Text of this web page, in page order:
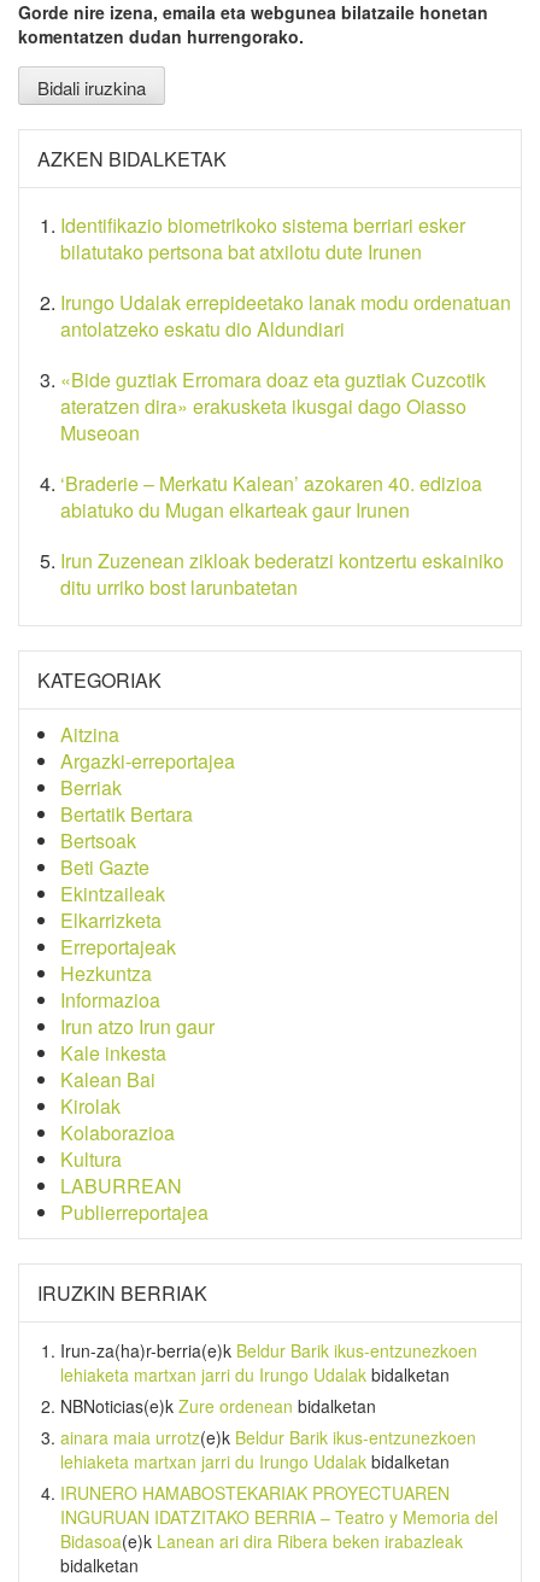
Gorde nire izena, emaila eta webgunea bilatzaile honetan
komentatzen dudan hurrengorako.
AZKEN BIDALKETAK
Identifikazio biometrikoko sistema berriari esker
bilatutako pertsona bat atxilotu dute Irunen
Irungo Udalak errepideetako lanak modu ordenatuan
antolatzeko eskatu dio Aldundiari
«Bide guztiak Erromara doaz eta guztiak Cuzcotik
ateratzen dira» erakusketa ikusgai dago Oiasso
Museoan
‘Braderie – Merkatu Kalean’ azokaren 40. edizioa
abiatuko du Mugan elkarteak gaur Irunen
Irun Zuzenean zikloak bederatzi kontzertu eskainiko
ditu urriko bost larunbatetan
KATEGORIAK
Aitzina
Argazki-erreportajea
Berriak
Bertatik Bertara
Bertsoak
Beti Gazte
Ekintzaileak
Elkarrizketa
Erreportajeak
Hezkuntza
Informazioa
Irun atzo Irun gaur
Kale inkesta
Kalean Bai
Kirolak
Kolaborazioa
Kultura
LABURREAN
Publierreportajea
IRUZKIN BERRIAK
Irun-za(ha)r-berria(e)k Beldur Barik ikus-entzunezkoen
lehiaketa martxan jarri du Irungo Udalak bidalketan
NBNoticias(e)k Zure ordenean bidalketan
ainara maia urrotz(e)k Beldur Barik ikus-entzunezkoen
lehiaketa martxan jarri du Irungo Udalak bidalketan
IRUNERO HAMABOSTEKARIAK PROYECTUAREN
INGURUAN IDATZITAKO BERRIA – Teatro y Memoria del
Bidasoa(e)k Lanean ari dira Ribera beken irabazleak
bidalketan